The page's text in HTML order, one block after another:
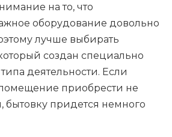
на то, что
оборудование довольно
лучше выбирать
создан специально
деятельности. Если
приобрести не
бытовку придется немного